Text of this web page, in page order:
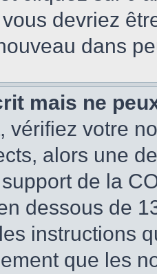
devriez
dans
mais ne
vérifiez votre
alors une
de la
dessous de
instructions
que les